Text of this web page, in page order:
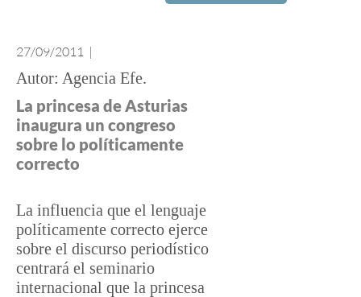
27/09/2011 |
Agencia Efe
La princesa de Asturias
inaugura un congreso
sobre lo políticamente
correcto
La influencia que el lenguaje
políticamente correcto ejerce
sobre el discurso periodístico
centrará el seminario
internacional que la princesa